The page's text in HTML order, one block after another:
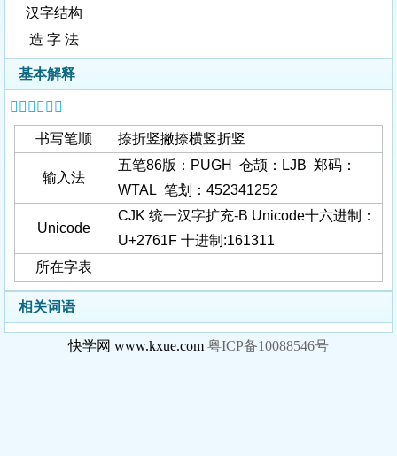
汉字结构
造 字 法
基本解释
𧘟字基本信息
书写笔顺 捺折竖撇捺横竖折竖
输入法
五笔86版：PUGH 仓颉：LJB 郑码：
WTAL 笔划：452341252
Unicode
CJK 统一汉字扩充-B Unicode十六进制：
U+2761F 十进制:161311
所在字表
相关词语
快学网 www.kxue.com 粤ICP备10088546号